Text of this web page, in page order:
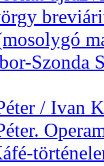
Szonda
/ Ivan